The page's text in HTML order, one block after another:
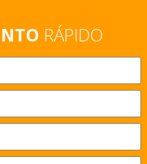
RÁPIDO